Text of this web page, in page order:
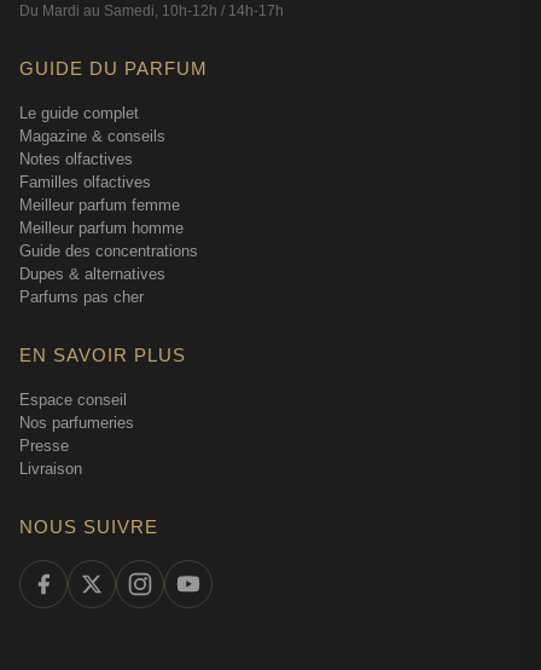
Du Mardi au Samedi, 10h-12h / 14h-17h
GUIDE DU PARFUM
Le guide complet
Magazine & conseils
Notes olfactives
Familles olfactives
Meilleur parfum femme
Meilleur parfum homme
Guide des concentrations
Dupes & alternatives
Parfums pas cher
EN SAVOIR PLUS
Espace conseil
Nos parfumeries
Presse
Livraison
NOUS SUIVRE